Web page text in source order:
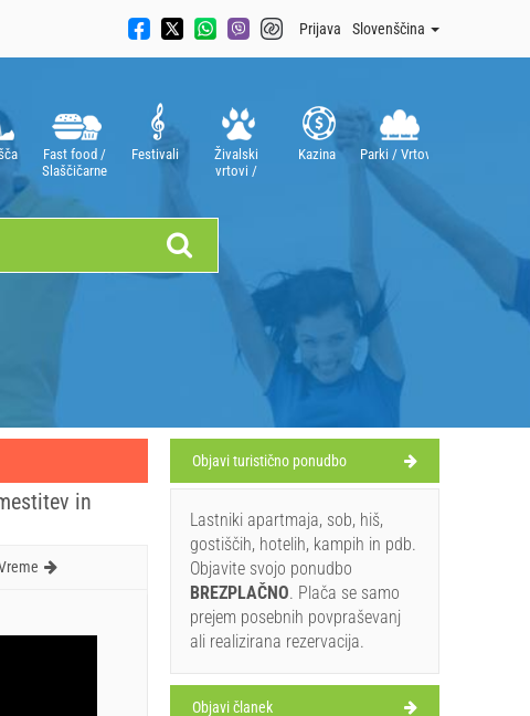
Prijava Slovenščina
Fast food /
Slaščičarne
Festivali
Živalski
vrtovi /
Kazina Parki / Vrtovi
in
Objavi turistično ponudbo
Lastniki apartmaja, sob, hiš,
gostiščih, hotelih, kampih in pdb.
Objavite svojo ponudbo
BREZPLAČNO. Plača se samo
prejem posebnih povpraševanj
ali realizirana rezervacija.
Objavi članek